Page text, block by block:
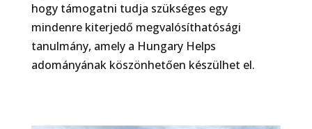
hogy támogatni tudja szükséges egy
mindenre kiterjedő megvalósíthatósági
tanulmány, amely a Hungary Helps
adományának köszönhetően készülhet el.